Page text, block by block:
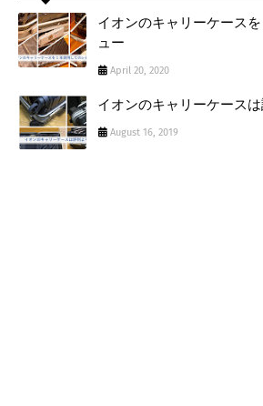
イオンのキャリーケース
ュー
April 20, 2020
イオンのキャリーケース
August 16, 2019